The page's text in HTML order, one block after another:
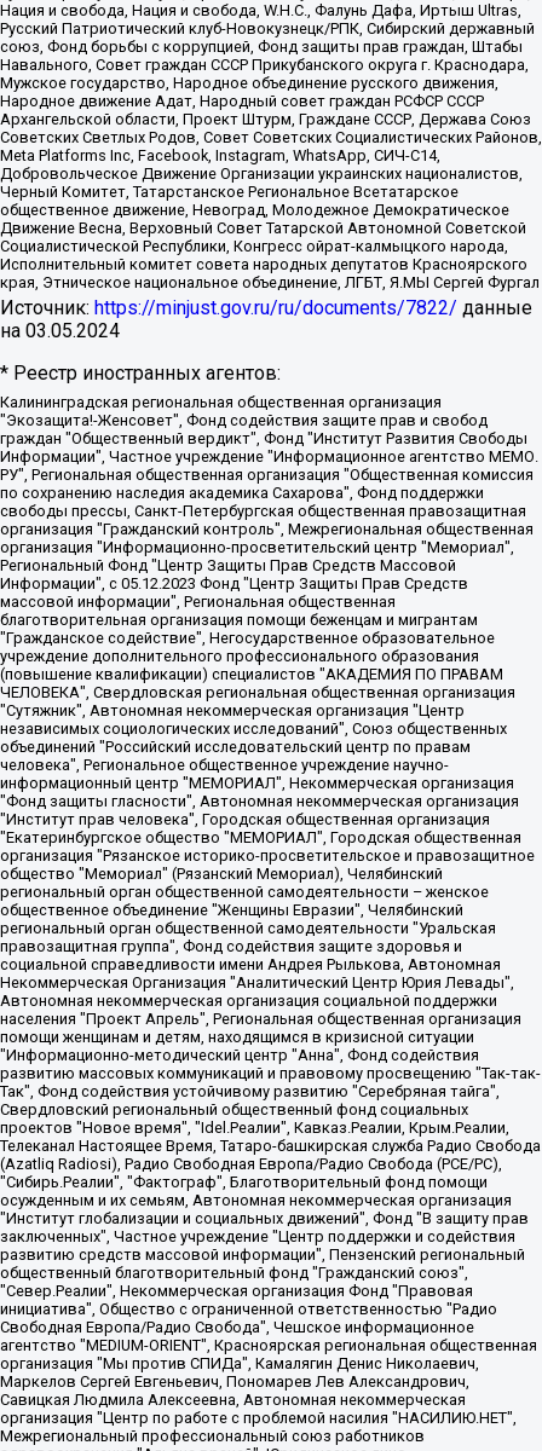
Нация и свобода, Нация и свобода, W.H.С., Фалунь Дафа, Иртыш Ultras,
Русский Патриотический клуб-Новокузнецк/РПК, Сибирский державный
союз, Фонд борьбы с коррупцией, Фонд защиты прав граждан, Штабы
Навального, Совет граждан СССР Прикубанского округа г. Краснодара,
Мужское государство, Народное объединение русского движения,
Народное движение Адат, Народный совет граждан РСФСР СССР
Архангельской области, Проект Штурм, Граждане СССР, Держава Союз
Советских Светлых Родов, Совет Советских Социалистических Районов,
Meta Platforms Inc, Facebook, Instagram, WhatsApp, СИЧ-С14,
Добровольческое Движение Организации украинских националистов,
Черный Комитет, Татарстанское Региональное Всетатарское
общественное движение, Невоград, Молодежное Демократическое
Движение Весна, Верховный Совет Татарской Автономной Советской
Социалистической Республики, Конгресс ойрат-калмыцкого народа,
Исполнительный комитет совета народных депутатов Красноярского
края, Этническое национальное объединение, ЛГБТ, Я.МЫ Сергей Фургал
Источник: https://minjust.gov.ru/ru/documents/7822/ данные
на 03.05.2024
* Реестр иностранных агентов:
Калининградская региональная общественная организация "Экозащита!-Женсовет", Фонд содействия защите прав и свобод граждан "Общественный вердикт", Фонд "Институт Развития Свободы Информации", Частное учреждение "Информационное агентство МЕМО. РУ", Региональная общественная организация "Общественная комиссия по сохранению наследия академика Сахарова", Фонд поддержки свободы прессы, Санкт-Петербургская общественная правозащитная организация "Гражданский контроль", Межрегиональная общественная организация "Информационно-просветительский центр "Мемориал", Региональный Фонд "Центр Защиты Прав Средств Массовой Информации", с 05.12.2023 Фонд "Центр Защиты Прав Средств массовой информации", Региональная общественная благотворительная организация помощи беженцам и мигрантам "Гражданское содействие", Негосударственное образовательное учреждение дополнительного профессионального образования (повышение квалификации) специалистов "АКАДЕМИЯ ПО ПРАВАМ ЧЕЛОВЕКА", Свердловская региональная общественная организация "Сутяжник", Автономная некоммерческая организация "Центр независимых социологических исследований", Союз общественных объединений "Российский исследовательский центр по правам человека", Региональное общественное учреждение научно-информационный центр "МЕМОРИАЛ", Некоммерческая организация "Фонд защиты гласности", Автономная некоммерческая организация "Институт прав человека", Городская общественная организация "Екатеринбургское общество "МЕМОРИАЛ", Городская общественная организация "Рязанское историко-просветительское и правозащитное общество "Мемориал" (Рязанский Мемориал), Челябинский региональный орган общественной самодеятельности – женское общественное объединение "Женщины Евразии", Челябинский региональный орган общественной самодеятельности "Уральская правозащитная группа", Фонд содействия защите здоровья и социальной справедливости имени Андрея Рылькова, Автономная Некоммерческая Организация "Аналитический Центр Юрия Левады", Автономная некоммерческая организация социальной поддержки населения "Проект Апрель", Региональная общественная организация помощи женщинам и детям, находящимся в кризисной ситуации "Информационно-методический центр "Анна", Фонд содействия развитию массовых коммуникаций и правовому просвещению "Так-так-Так", Фонд содействия устойчивому развитию "Серебряная тайга", Свердловский региональный общественный фонд социальных проектов "Новое время", "Idel.Реалии", Кавказ.Реалии, Крым.Реалии, Телеканал Настоящее Время, Татаро-башкирская служба Радио Свобода (Azatliq Radiosi), Радио Свободная Европа/Радио Свобода (PCE/PC), "Сибирь.Реалии", "Фактограф", Благотворительный фонд помощи осужденным и их семьям, Автономная некоммерческая организация "Институт глобализации и социальных движений", Фонд "В защиту прав заключенных", Частное учреждение "Центр поддержки и содействия развитию средств массовой информации", Пензенский региональный общественный благотворительный фонд "Гражданский союз", "Север.Реалии", Некоммерческая организация Фонд "Правовая инициатива", Общество с ограниченной ответственностью "Радио Свободная Европа/Радио Свобода", Чешское информационное агентство "MEDIUM-ORIENT", Красноярская региональная общественная организация "Мы против СПИДа", Камалягин Денис Николаевич, Маркелов Сергей Евгеньевич, Пономарев Лев Александрович, Савицкая Людмила Алексеевна, Автономная некоммерческая организация "Центр по работе с проблемой насилия "НАСИЛИЮ.НЕТ", Межрегиональный профессиональный союз работников здравоохранения "Альянс врачей", Юридическое лицо, зарегистрированное в Латвийской Республике, SIA "Medusa Project" (регистрационный номер 40103797863, дата регистрации 10.06.2014), Некоммерческая организация "Фонд по борьбе с коррупцией", Автономная некоммерческая организация "Институт права и публичной политики", Баданин Роман Сергеевич, Гликин Максим Александрович, Железнова Мария Михайловна, Лукьянова Юлия Сергеевна, Маетная Елизавета Витальевна, Маняхин Петр Борисович, Чуракова Ольга Владимировна, Ярош Юлия Петровна, Юридическое лицо "The Insider SIA", зарегистрированное в Риге, Латвийская Республика (дата регистрации 26.06.2015), являющееся администратором доменного имени интернет-издания "The Insider SIA", https://theins.ru, Постернак Алексей Евгеньевич, Рубин Михаил Аркадьевич, Анин Роман Александрович, Юридическое лицо Istories fonds, зарегистрированное в Латвийской Республике (регистрационный номер 50008295751, дата регистрации 24.02.2020), Великовский Дмитрий Александрович, Долинина Ирина Николаевна, Мароховская Алеся Алексеевна, Шлейнов Роман Юрьевич, Шмагун Олеся Валентиновна, Общество с ограниченной ответственностью "Альтаир 2021", Общество с ограниченной ответственностью "Вега 2021", Общество с ограниченной ответственностью "Главный редактор 2021", Общество с ограниченной ответственностью "Ромашки монолит", Важенков Артем Валерьевич, Ивановская областная общественная организация "Центр гендерных исследований", Гурман Юрий Альбертович, Медиапроект "ОВД-Инфо", Егоров Владимир Владимирович, Жилинский Владимир Александрович, Общество с ограниченной ответственностью "ЗП", Иванова София Юрьевна, Карезина Инна Павловна, Кильтау Екатерина Викторовна, Петров Алексей Викторович, Пискунов Сергей Евгеньевич, Смирнов Сергей Сергеевич, Тихонов Михаил Сергеевич, Общество с ограниченной ответственностью "ЖУРНАЛИСТ-ИНОСТРАННЫЙ АГЕНТ", Арапова Галина Юрьевна, Вольтская Татьяна Анатольевна, Американская компания "Mason G.E.S. Anonymous Foundation" (США), являющаяся владельцем интернет-издания https://mnews.world/, Компания "Stichting Bellingcat", зарегистрированная в Нидерландах (дата регистрации 11.07.2018), Захаров Андрей Вячеславович, Клепиковская Екатерина Дмитриевна, Общество с ограниченной ответственностью "МЕМО", Перл Роман Александрович, Симонов Евгений Алексеевич, Соловьева Елена Анатольевна, Сотников Даниил Владимирович, Сурначева Елизавета Дмитриевна, Автономная некоммерческая организация по защите прав человека и информированию населения "Якутия – Наше Мнение", Общество с ограниченной ответственностью "Москоу диджитал медиа", с 26.01.2023 Общество с ограниченной ответственностью "Чайка Белые сады", Ветошкина Валерия Валерьевна, Заговора Максим Александрович, Межрегиональное общественное движение "Российская ЛГБТ - сеть", Оленичев Максим Владимирович, Павлов Иван Юрьевич, Скворцова Елена Сергеевна, Общество с ограниченной ответственностью "Как бы инагент", Кочетков Игорь Викторович, Общество с ограниченной ответственностью "Честные выборы", Еланчик Олег Александрович, Общество с ограниченной ответственностью "Нобелевский призыв", Гималова Регина Эмилевна, Григорьев Андрей Валерьевич, Григорьева Алина Александровна, Ассоциация по содействию защите прав призывников, альтернативнослужащих и военнослужащих "Правозащитная группа "Гражданин.Армия.Право", Хисамова Регина Фаритовна, Автономная некоммерческая организация по реализации социально-правовых программ "Лилит", Дальневосточное общественное движение "Маяк", Санкт-Петербургская ЛГБТ-инициативная группа "Выход", Инициативная группа ЛГБТ+ "Реверс", Алексеев Андрей Викторович, Бекбулатова Таисия Львовна, Беляев Иван Михайлович, Владыкина Елена Сергеевна, Гельман Марат Александрович, Никульшина Вероника Юрьевна, Толоконникова Надежда Андреевна, Шендерович Виктор Анатольевич, Общество с ограниченной ответственностью "Данное сообщение", Общество с ограниченной ответственностью Издательский дом "Новая глава", Айнбиндер Александра Александровна, Московский комьюнити-центр для ЛГБТ+инициатив, Благотворительный фонд развития филантропии, Deutsche Welle (Германия, Kurt-Schumacher-Strasse 3, 53113 Bonn), Борзунова Мария Михайловна, Воробьев Виктор Викторович, Голубева Анна Львовна, Константинова Алла Михайловна, Малкова Ирина Владимировна, Мурадов Мурад Абдулгалимович, Осетинская Елизавета Николаевна, Понасенков Евгений Николаевич, Ганапольский Матвей Юрьевич, Киселев Евгений Алексеевич, Борухович Ирина Григорьевна, Дремин Иван Тимофеевич, Дубровский Дмитрий Викторович, Красноярская региональная общественная организация поддержки и развития альтернативных образовательных технологий и межкультурных коммуникаций "ИНТЕРРА", Маяковская Екатерина Алексеевна, Фейгин Марк Захарович, Филимонов Андрей Викторович, Дзугкоева Регина Николаевна, Доброхотов Роман Александрович, Дудь Юрий Александрович, Елкин Сергей Владимирович, Кругликов Кирилл Игоревич, Сабунаева Мария Леонидовна, Семенов Алексей Владимирович, Шаинян Карен Багратович, Шульман Екатерина Михайловна, Асафьев Артур Валерьевич, Вахштайн Виктор Семенович, Венедиктов Алексей Алексеевич, Лушникова Екатерина Евгеньевна, Волков Леонид Михайлович, Невзоров Александр Глебович, Пархоменко Сергей Борисович, Сироткин Ярослав Николаевич, Кара-Мурза Владимир Владимирович, Баранова Наталья Владимировна, Гозман Леонид Яковлевич, Кагарлицкий Борис Юльевич, Климарев Михаил Валерьевич, Милов Владимир Станиславович, Автономная некоммерческая организация Краснодарский центр современного искусства "Типография", Моргенштерн Алишер Тагирович, Соболь Любовь Эдуардовна, Общество с ограниченной ответственностью "ЛИЗА НОРМ", Каспаров Гарри Кимович, Ходорковский Михаил Борисович, Общество с ограниченной ответственностью "Апрельские тезисы", Данилович Ирина Брониславовна, Кашин Олег Владимирович, Петров Николай Владимирович, Пивоваров Алексей Владимирович, Соколов Михаил Владимирович, Цветкова Юлия Владимировна, Чичваркин Евгений Александрович, Комитет против пыток/Команда против пыток, Общество с ограниченной ответственностью "Первый научный", Общество с ограниченной ответственностью "Вертолет и ко", Белоцерковская Вероника Борисовна, Кац Максим Евгеньевич, Лазарева Татьяна Юрьевна, Шаведдинов Руслан Табризович, Яшин Илья Валерьевич, Общество с ограниченной ответственностью "Иноагент ААВ", Алешковский Дмитрий Петрович, Альбац Евгения Марковна, Быков Дмитрий Львович, Галямина Юлия Евгеньевна, Лойко Сергей Леонидович, Мартынов Кирилл Константинович, Медведев Сергей Александрович, Крашенинников Федор Геннадиевич, Гордеева Катерина Вл